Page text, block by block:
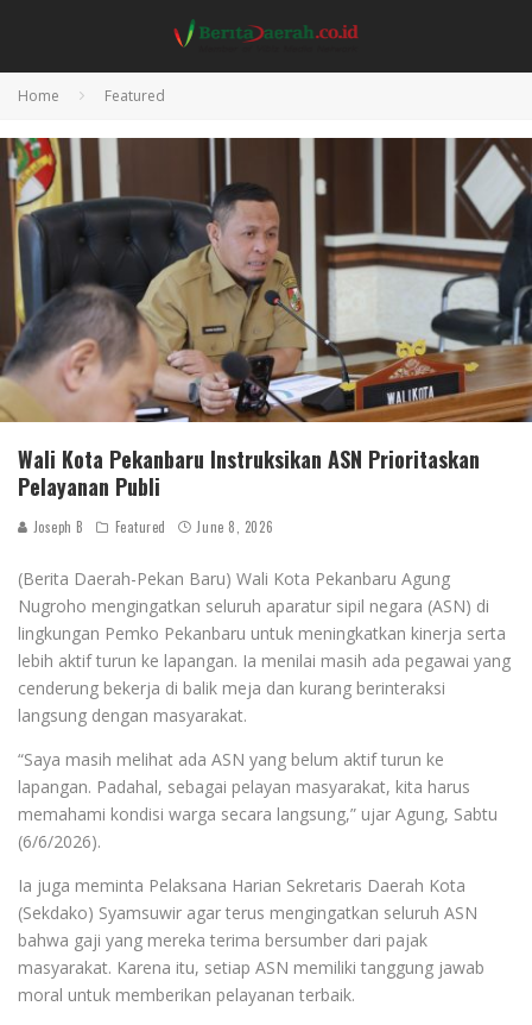
Home Featured
Wali Kota Pekanbaru Instruksikan ASN Prioritaskan
Pelayanan Publi
Joseph B Featured June 8, 2026
(Berita Daerah-Pekan Baru) Wali Kota Pekanbaru Agung
Nugroho mengingatkan seluruh aparatur sipil negara (ASN) di
lingkungan Pemko Pekanbaru untuk meningkatkan kinerja serta
lebih aktif turun ke lapangan. Ia menilai masih ada pegawai yang
cenderung bekerja di balik meja dan kurang berinteraksi
langsung dengan masyarakat.
“Saya masih melihat ada ASN yang belum aktif turun ke
lapangan. Padahal, sebagai pelayan masyarakat, kita harus
memahami kondisi warga secara langsung,” ujar Agung, Sabtu
(6/6/2026).
Ia juga meminta Pelaksana Harian Sekretaris Daerah Kota
(Sekdako) Syamsuwir agar terus mengingatkan seluruh ASN
bahwa gaji yang mereka terima bersumber dari pajak
masyarakat. Karena itu, setiap ASN memiliki tanggung jawab
moral untuk memberikan pelayanan terbaik.